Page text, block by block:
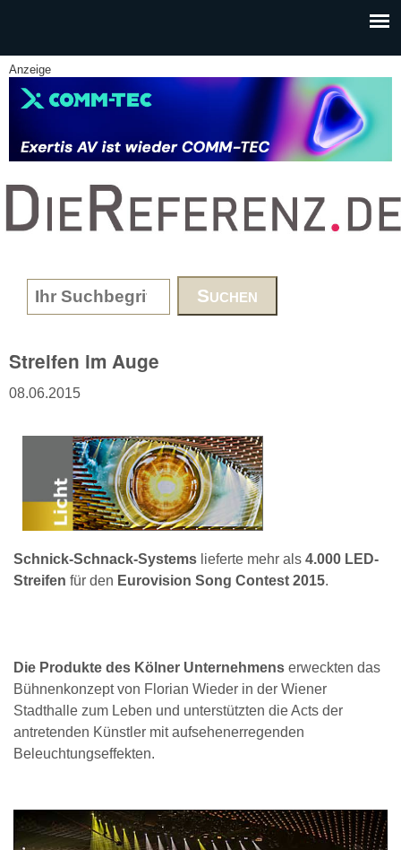
Anzeige
www.DieReferenz.de
Search form
Streifen im Auge
08.06.2015
Schnick-Schnack-Systems lieferte mehr als 4.000 LED-
Streifen für den Eurovision Song Contest 2015.
Die Produkte des Kölner Unternehmens erweckten das
Bühnenkonzept von Florian Wieder in der Wiener
Stadthalle zum Leben und unterstützten die Acts der
antretenden Künstler mit aufsehenerregenden
Beleuchtungseffekten.